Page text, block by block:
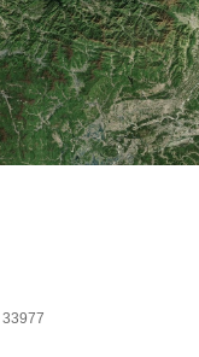
33977